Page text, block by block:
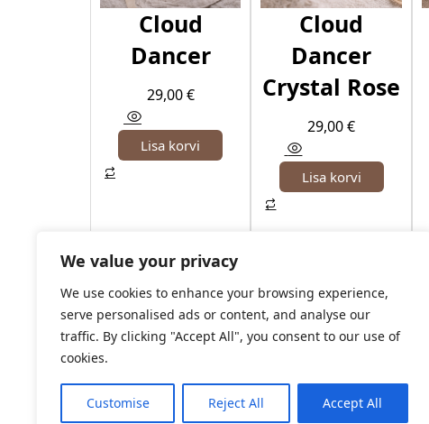
We value your privacy
We use cookies to enhance your browsing experience,
serve personalised ads or content, and analyse our
traffic. By clicking "Accept All", you consent to our use of
cookies.
Customise Reject All Accept All
Cloud
Dancer
29,00€
Lisa korvi
Cloud
Dancer
Crystal Rose
29,00€
Lisa korvi